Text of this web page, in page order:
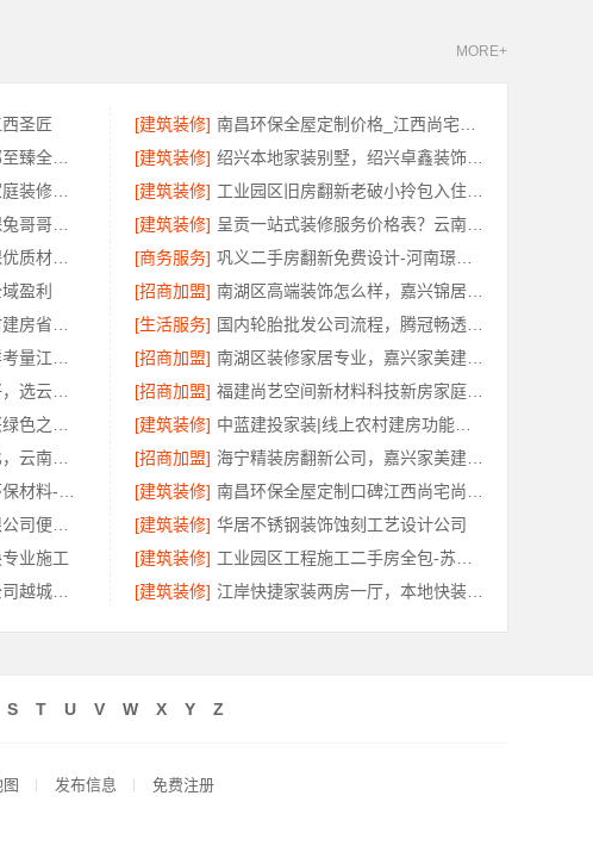
MORE+
圣匠 [建筑装修]
[建筑装修]
绍兴本地家装别墅，绍兴卓鑫装饰材料有限公司打造品质生活
[建筑装修]
工业园区旧房翻新老破小拎包入住兔哥哥智装快速交付
[建筑装修]
呈贡一站式装修服务价格表？云南至高新型建材有限公司闭口合同无增项
[商务服务]
巩义二手房翻新免费设计-河南璟臻环保建材有限公司
盈利 [招商加盟]
[生活服务]
国内轮胎批发公司流程，腾冠畅透明规范省心
[招商加盟]
南湖区装修家居专业，嘉兴家美建材科技有限公司品质保障
[招商加盟]
福建尚艺空间新材料科技新房家庭装修硬装施工规范
[建筑装修]
中蓝建投家装|线上农村建房功能一站式
[招商加盟]
海宁精装房翻新公司，嘉兴家美建材科技品质改造
[建筑装修]
[建筑装修] 华居不锈钢装饰蚀刻工艺设计公司
业施工 [建筑装修]
工业园区工程施工二手房全包-苏州兔哥哥智装新材料有限公司
[建筑装修] 江岸快捷家装两房一厅，本地快装（湖北）科技有限公司一站式落地服务
S T U V W X Y Z
发布信息 免费注册